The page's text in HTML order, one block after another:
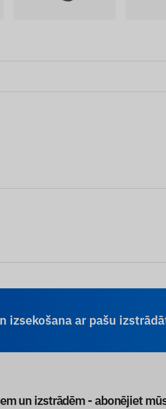
izsekošana ar pašu
un izstrādēm - abonējiet